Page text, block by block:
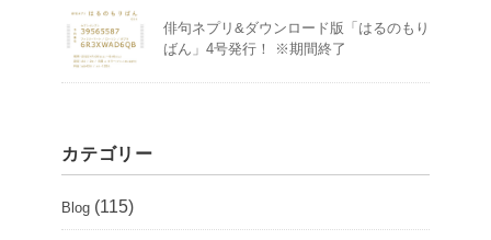
俳句ネプリ&ダウンロード版「はるのもり
ばん」4号発行！ ※期間終了
カテゴリー
Blog (115)